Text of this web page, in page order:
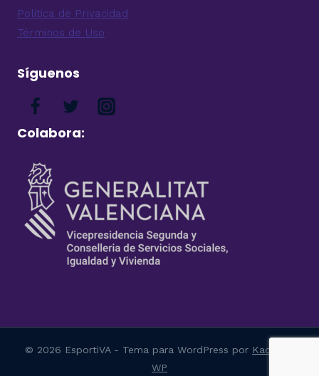
Politica de Privacidad
Términos de Uso
Síguenos
Colabora:
© 2026 EsportiVA - Tema para WordPress por Kadence
WP